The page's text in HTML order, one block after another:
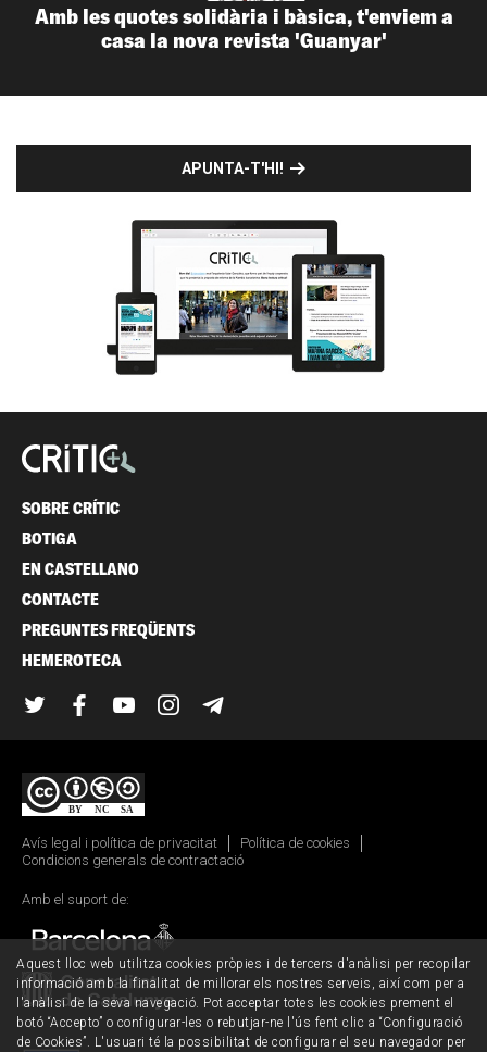
Amb les quotes solidària i bàsica, t'enviem a
casa la nova revista 'Guanyar'
APUNTA-T'HI!
SOBRE CRÍTIC
BOTIGA
EN CASTELLANO
CONTACTE
PREGUNTES FREQÜENTS
HEMEROTECA
TwitterFacebook
YouTubeInstagram
Avís legal i política de privacitat
Política de cookies
Condicions generals de contractació
Amb el suport de:
Aquest lloc web utilitza cookies pròpies i de tercers d'anàlisi per recopilar
informació amb la finalitat de millorar els nostres serveis, així com per a
l'anàlisi de la seva navegació. Pot acceptar totes les cookies prement el
botó “Accepto” o configurar-les o rebutjar-ne l'ús fent clic a “Configuració
de Cookies”. L'usuari té la possibilitat de configurar el seu navegador per